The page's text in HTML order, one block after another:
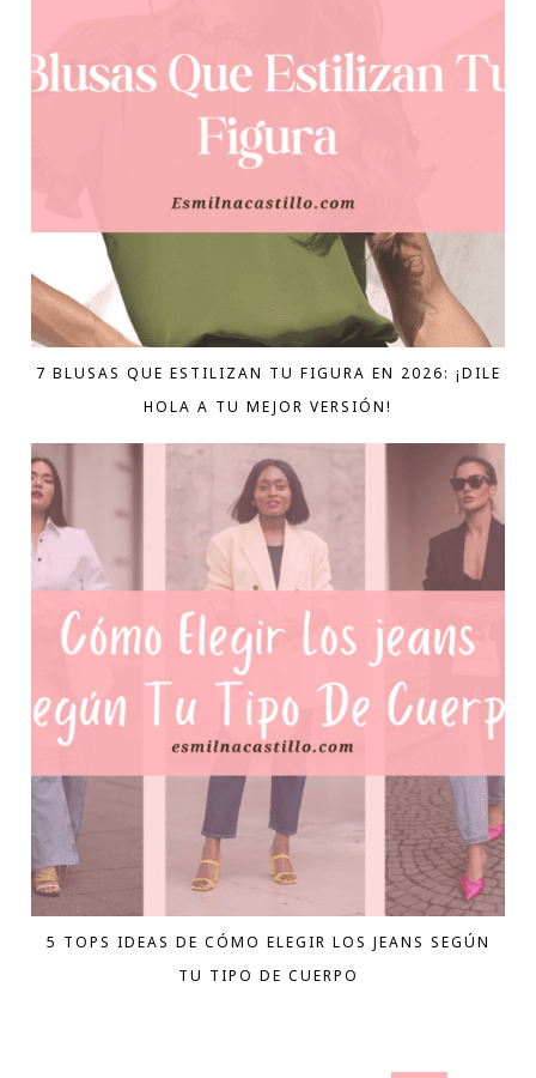
7 BLUSAS QUE ESTILIZAN TU FIGURA EN 2026: ¡DILE
HOLA A TU MEJOR VERSIÓN!
5 TOPS IDEAS DE CÓMO ELEGIR LOS JEANS SEGÚN
TU TIPO DE CUERPO